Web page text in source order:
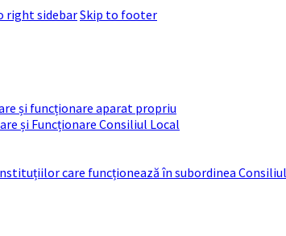
right sidebarSkip to footer
și funcționare aparat propriu
și Funcționare Consiliul Local
care funcționează în subordinea